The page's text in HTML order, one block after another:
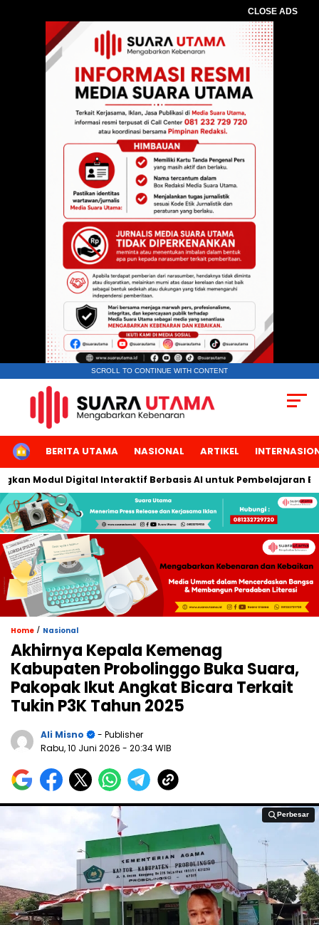
CLOSE ADS
SCROLL TO CONTINUE WITH CONTENT
HOMEBERITA UTAMA NASIONAL ARTIKEL
Modul Digital Interaktif Berbasis AI untuk Pembelajaran
Home / Nasional
Akhirnya Kepala Kemenag
Kabupaten Probolinggo Buka Suara,
Pakopak Ikut Angkat Bicara Terkait
Tukin P3K Tahun 2025
Ali Misno
- Publisher
Rabu, 10 Juni 2026 - 20:34 WIB
Perbesar
Perbesar